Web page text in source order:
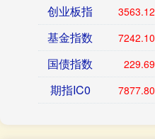
创业板指 3563.12
基金指数 7242.10
国债指数 229.69
期指IC0 7877.80